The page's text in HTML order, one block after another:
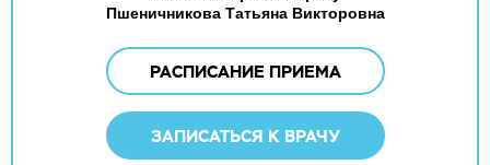
Пшеничникова Татьяна Викторовна
РАСПИСАНИЕ ПРИЕМА
ЗАПИСАТЬСЯ К ВРАЧУ